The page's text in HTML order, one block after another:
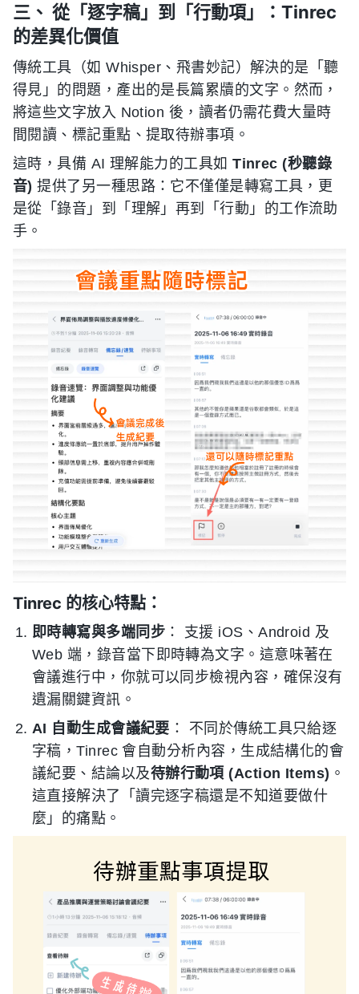
三、 從「逐字稿」到「行動項」：Tinrec
的差異化價值
傳統工具（如 Whisper、飛書妙記）解決的是「聽
得見」的問題，產出的是長篇累牘的文字。然而，
將這些文字放入 Notion 後，讀者仍需花費大量時
間閱讀、標記重點、提取待辦事項。
這時，具備 AI 理解能力的工具如Tinrec (秒聽錄
音) 提供了另一種思路：它不僅僅是轉寫工具，更
是從「錄音」到「理解」再到「行動」的工作流助
手。
Tinrec 的核心特點：
即時轉寫與多端同步 ： 支援 iOS、Android 及
Web 端，錄音當下即時轉為文字。這意味著在
會議進行中，你就可以同步檢視內容，確保沒有
遺漏關鍵資訊。
AI 自動生成會議紀要 ： 不同於傳統工具只給逐
字稿，Tinrec 會自動分析內容，生成結構化的會
議紀要、結論以及待辦行動項 (Action Items) 。
這直接解決了「讀完逐字稿還是不知道要做什
麼」的痛點。